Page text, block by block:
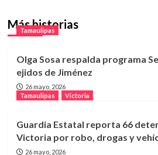
Más historias
Tamaulipas
Olga Sosa respalda programa
ejidos de Jiménez
26 mayo, 2026
Tamaulipas
Victoria
Guardia Estatal reporta 66
Victoria por robo, drogas y
26 mayo, 2026